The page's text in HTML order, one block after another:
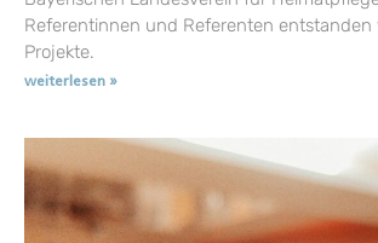
Referentinnen und Referenten entstanden
Projekte.
weiterlesen »